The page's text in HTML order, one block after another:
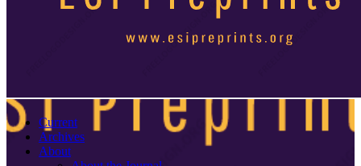
Current
Archives
About